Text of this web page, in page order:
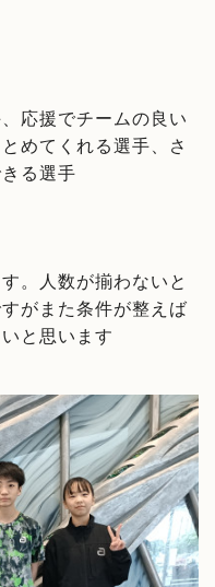
応援でチームの良い
めてくれる選手、さ
る選手
。人数が揃わないと
がまた条件が整えば
と思います